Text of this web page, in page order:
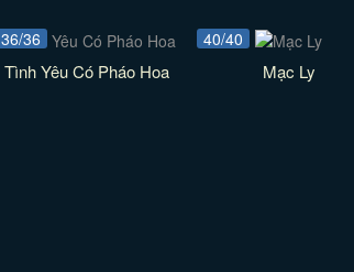
36/36
Tình Yêu Có Pháo Hoa
40/40
Mạc Ly